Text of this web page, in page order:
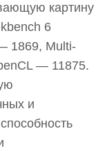
картину
6
1869, Multi-
— 11875.
и